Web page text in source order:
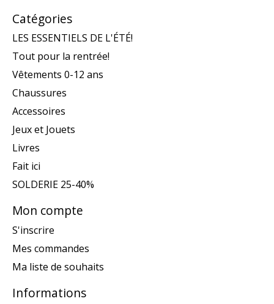
Catégories
LES ESSENTIELS DE L'ÉTÉ!
Tout pour la rentrée!
Vêtements 0-12 ans
Chaussures
Accessoires
Jeux et Jouets
Livres
Fait ici
SOLDERIE 25-40%
Mon compte
S'inscrire
Mes commandes
Ma liste de souhaits
Informations